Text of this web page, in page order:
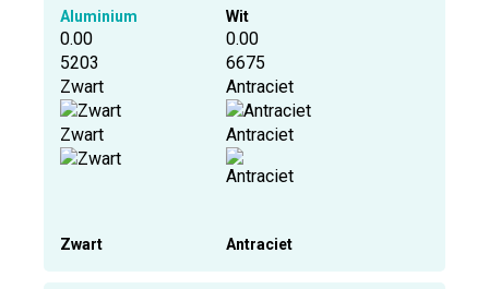
Aluminium Wit
0.00
5203
Zwart
Zwart
Zwart
0.00
6675
Antraciet
Antraciet
Antraciet